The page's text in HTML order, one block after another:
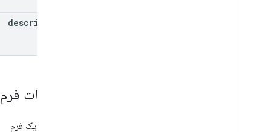
description
تنظیمات فرم
تنظیمات یک فرم